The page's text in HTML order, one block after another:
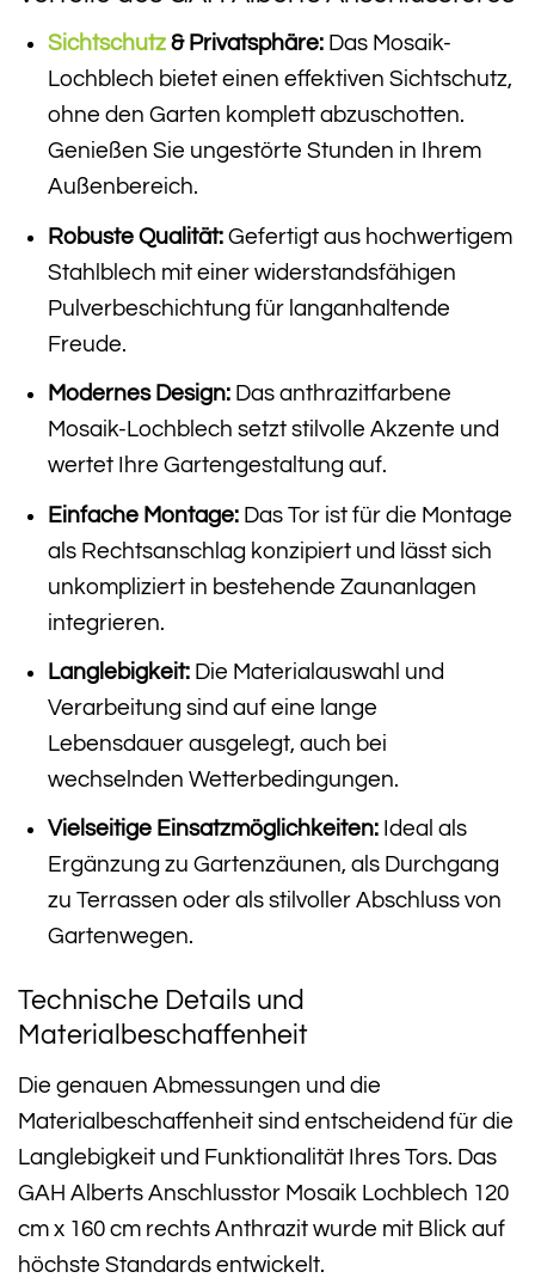
Sichtschutz& Privatsphäre:Das Mosaik-
Lochblech bietet einen effektiven Sichtschutz,
ohne den Garten komplett abzuschotten.
Genießen Sie ungestörte Stunden in Ihrem
Außenbereich.
Robuste Qualität:Gefertigt aus hochwertigem
Stahlblech mit einer widerstandsfähigen
Pulverbeschichtung für langanhaltende
Freude.
Modernes Design:Das anthrazitfarbene
Mosaik-Lochblech setzt stilvolle Akzente und
wertet Ihre Gartengestaltung auf.
Einfache Montage:Das Tor ist für die Montage
als Rechtsanschlag konzipiert und lässt sich
unkompliziert in bestehende Zaunanlagen
integrieren.
Langlebigkeit:Die Materialauswahl und
Verarbeitung sind auf eine lange
Lebensdauer ausgelegt, auch bei
wechselnden Wetterbedingungen.
Vielseitige Einsatzmöglichkeiten:Ideal als
Ergänzung zu Gartenzäunen, als Durchgang
zu Terrassen oder als stilvoller Abschluss von
Gartenwegen.
Technische Details und
Materialbeschaffenheit
Die genauen Abmessungen und die
Materialbeschaffenheit sind entscheidend für die
Langlebigkeit und Funktionalität Ihres Tors. Das
GAH Alberts Anschlusstor Mosaik Lochblech 120
cm x 160 cm rechts Anthrazit wurde mit Blick auf
höchste Standards entwickelt.